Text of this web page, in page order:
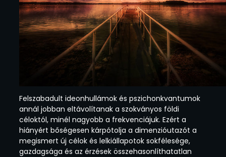
Felszabadult ideonhullámok és pszichonkvantumok
annál jobban eltávolítanak a szokványos földi
céloktól, minél nagyobb a frekvenciájuk. Ezért a
hiányért bőségesen kárpótolja a dimenzióutazót a
megismert új célok és lelkiállapotok sokfélesége,
gazdagsága és az érzések összehasonlíthatatlan